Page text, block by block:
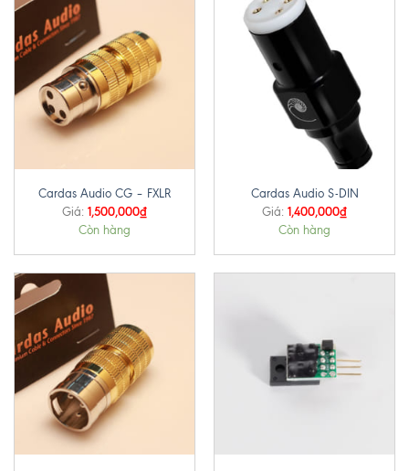
Cardas Audio CG – FXLR
Giá: 1,500,000₫
Còn hàng
Cardas Audio S-DIN
Giá: 1,400,000₫
Còn hàng